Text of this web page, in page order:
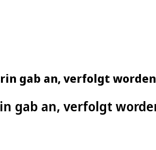
gab an, verfolgt
gab an, verfolgt